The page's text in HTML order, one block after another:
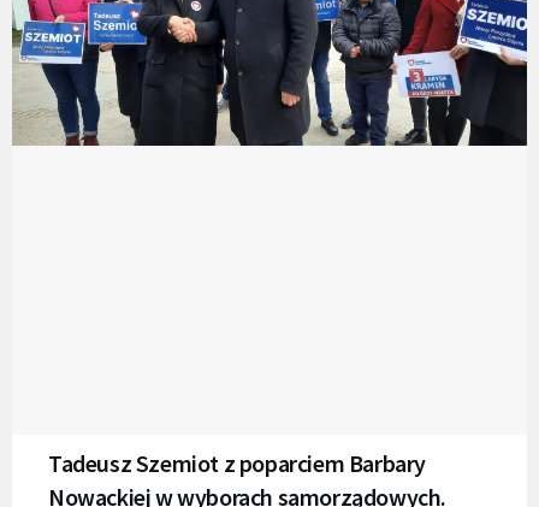
Tadeusz Szemiot z poparciem Barbary
Nowackiej w wyborach samorządowych.